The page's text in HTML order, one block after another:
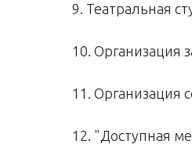
9. Театральная
10. Организация
11. Организация
12. "Доступная